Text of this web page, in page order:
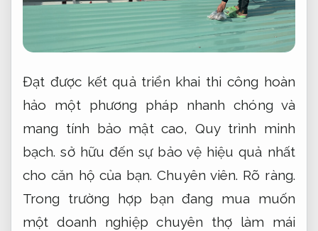
Đạt được kết quả triển khai thi công hoàn
hảo một phương pháp nhanh chóng và
mang tính bảo mật cao, Quy trình minh
bạch. sở hữu đến sự bảo vệ hiệu quả nhất
cho căn hộ của bạn.Chuyên viên. Rõ ràng.
Trong trường hợp bạn đang mua muốn
một doanh nghiệp chuyên thợ làm mái